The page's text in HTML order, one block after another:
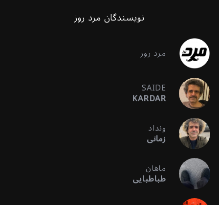
نویسندگان مرد روز
مرد روز
SAIDE
KARDAR
ونداد
زمانی
ماهان
طباطبایی